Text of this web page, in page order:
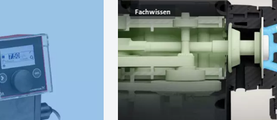
Fachwissen